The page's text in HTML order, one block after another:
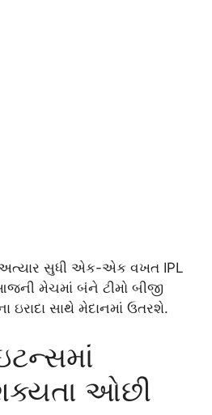
સુધી એક-એક વખત IPL
મેચમાં બંને ટીમો બીજી
ઇરાદા સાથે મેદાનમાં ઉતરશે.
ઓછી